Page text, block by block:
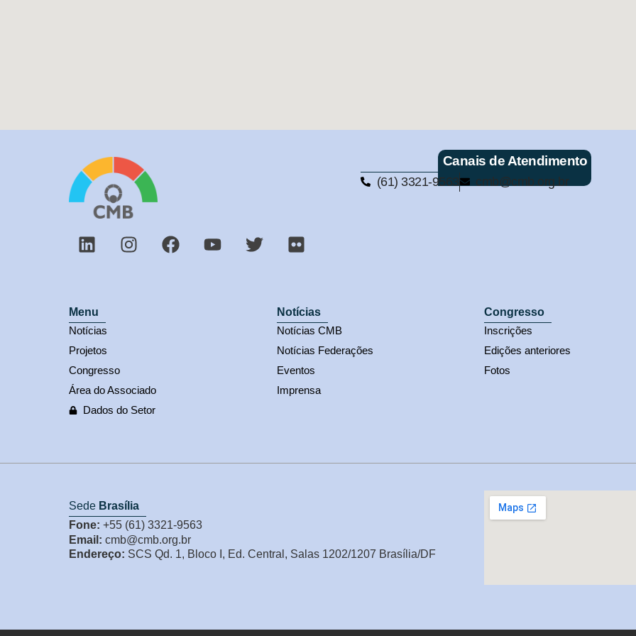
Canais de Atendimento
(61) 3321-9563 cmb@cmb.org.br
Menu
Notícias
Projetos
Congresso
Área do Associado
Dados do Setor
Notícias
Notícias CMB
Notícias Federações
Eventos
Imprensa
Congresso
Inscrições
Edições anteriores
Fotos
Sede Brasília
Fone: +55 (61) 3321-9563
Email: cmb@cmb.org.br
Endereço: SCS Qd. 1, Bloco I, Ed. Central, Salas 1202/1207 Brasília/DF